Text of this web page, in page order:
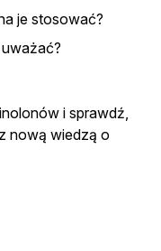
je stosować?
i sprawdź,
nową wiedzą o